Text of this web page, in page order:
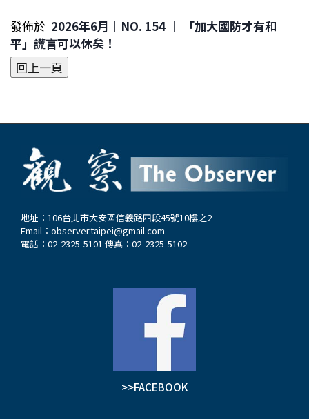
發佈於 2026年6月｜NO. 154 │ 「加大國防才有和
平」謊言可以休矣！
地址：106台北市大安區信義路四段45號10樓之2
Email： observer.taipei@gmail.com
電話：02-2325-5101 傳真：02-2325-5102
>>FACEBOOK